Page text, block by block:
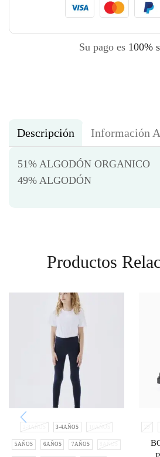
Su pago es 100%
Descripción Información
51% ALGODÓN ORGANICO
49% ALGODÓN
Productos
2-3AÑOS 3-4AÑOS 10AÑOS
5AÑOS 6AÑOS 7AÑOS 8AÑOS